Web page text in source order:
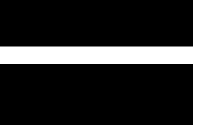
Если
чтобы не